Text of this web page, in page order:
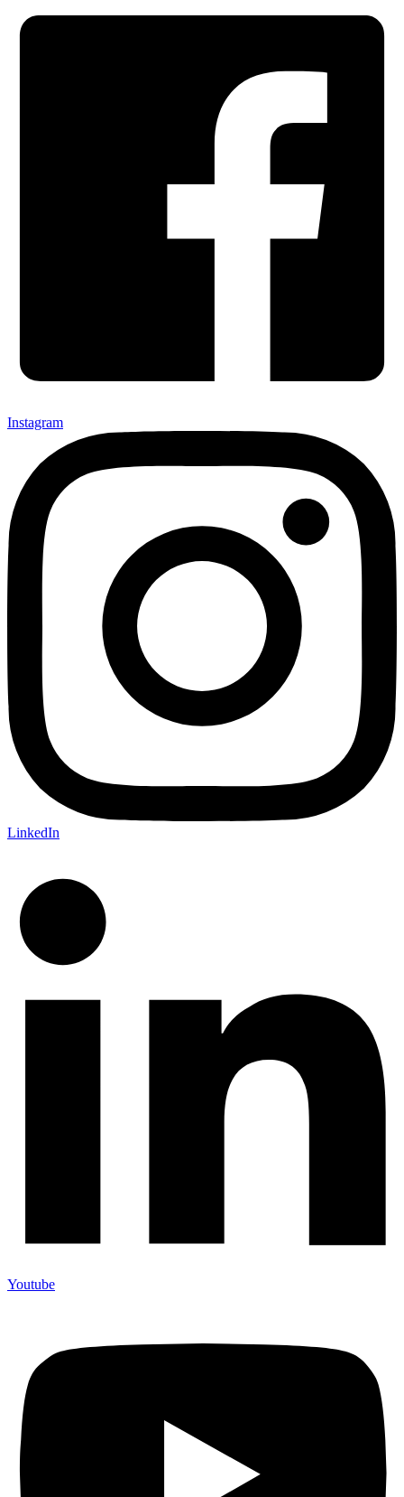
Instagram
LinkedIn
Youtube